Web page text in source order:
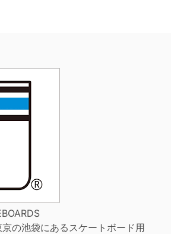
の池袋にあるスケートボード用